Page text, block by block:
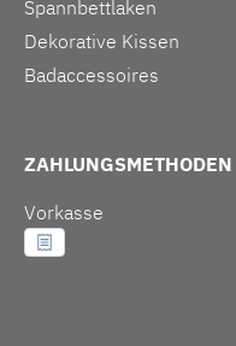
Spannbettlaken
Dekorative Kissen
Badaccessoires
ZAHLUNGSMETHODEN
Vorkasse